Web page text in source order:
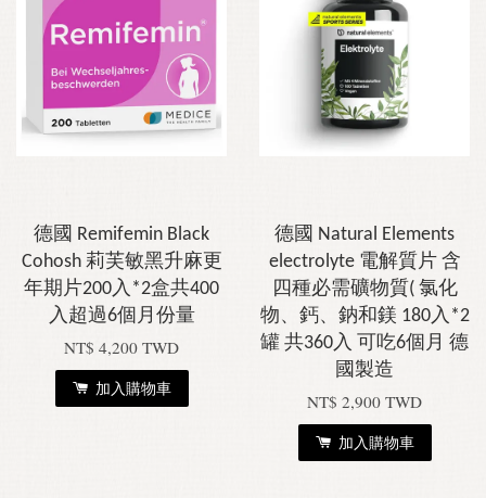
德國 Remifemin Black
Cohosh 莉芙敏黑升麻更
年期片200入*2盒共400
入超過6個月份量
NT$ 4,200 TWD
加入購物車
德國 Natural Elements
electrolyte 電解質片 含
四種必需礦物質( 氯化
物、鈣、鈉和鎂 180入*2
罐 共360入 可吃6個月 德
國製造
NT$ 2,900 TWD
加入購物車